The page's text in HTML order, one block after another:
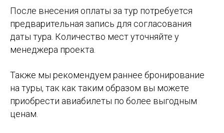
После внесения оплаты за тур потребуется
предварительная запись для согласования
даты тура. Количество мест уточняйте у
менеджера проекта.
Также мы рекомендуем раннее бронирование
на туры, так как таким образом вы можете
приобрести авиабилеты по более выгодным
ценам.